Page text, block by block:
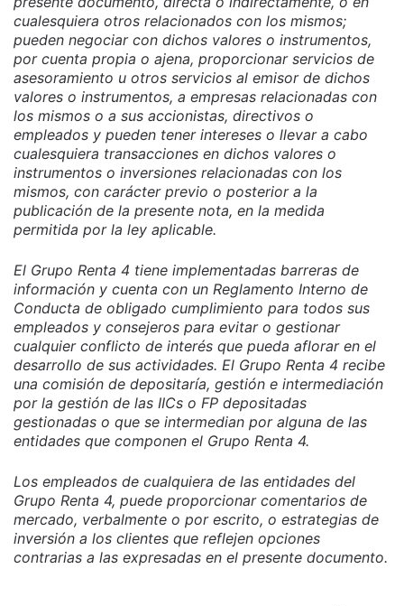
cualesquiera otros relacionados con los mismos;
pueden negociar con dichos valores o instrumentos,
por cuenta propia o ajena, proporcionar servicios de
asesoramiento u otros servicios al emisor de dichos
valores o instrumentos, a empresas relacionadas con
los mismos o a sus accionistas, directivos o
empleados y pueden tener intereses o llevar a cabo
cualesquiera transacciones en dichos valores o
instrumentos o inversiones relacionadas con los
mismos, con carácter previo o posterior a la
publicación de la presente nota, en la medida
permitida por la ley aplicable.
El Grupo Renta 4 tiene implementadas barreras de
información y cuenta con un Reglamento Interno de
Conducta de obligado cumplimiento para todos sus
empleados y consejeros para evitar o gestionar
cualquier conflicto de interés que pueda aflorar en el
desarrollo de sus actividades. El Grupo Renta 4 recibe
una comisión de depositaría, gestión e intermediación
por la gestión de las IICs o FP depositadas
gestionadas o que se intermedian por alguna de las
entidades que componen el Grupo Renta 4.
Los empleados de cualquiera de las entidades del
Grupo Renta 4, puede proporcionar comentarios de
mercado, verbalmente o por escrito, o estrategias de
inversión a los clientes que reflejen opciones
contrarias a las expresadas en el presente documento.